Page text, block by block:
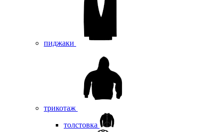
пиджаки
трикотаж
толстовка